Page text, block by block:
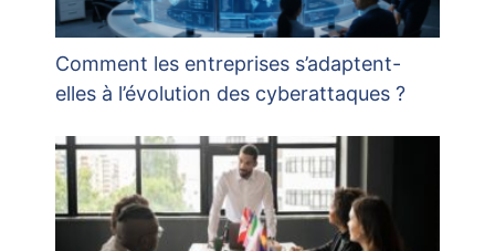
Comment les entreprises s’adaptent-
elles à l’évolution des cyberattaques ?